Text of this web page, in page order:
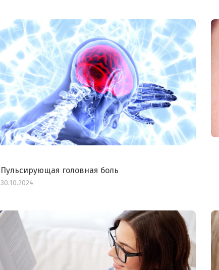
Пульсирующая головная боль
30.10.2024